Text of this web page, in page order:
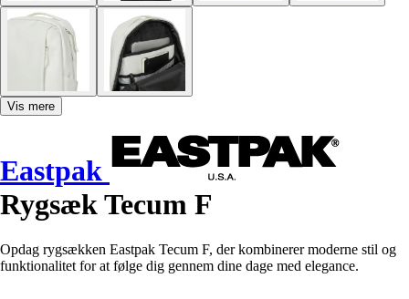
Vis mere
Eastpak
Rygsæk Tecum F
Opdag rygsækken Eastpak Tecum F, der kombinerer moderne stil og
funktionalitet for at følge dig gennem dine dage med elegance.